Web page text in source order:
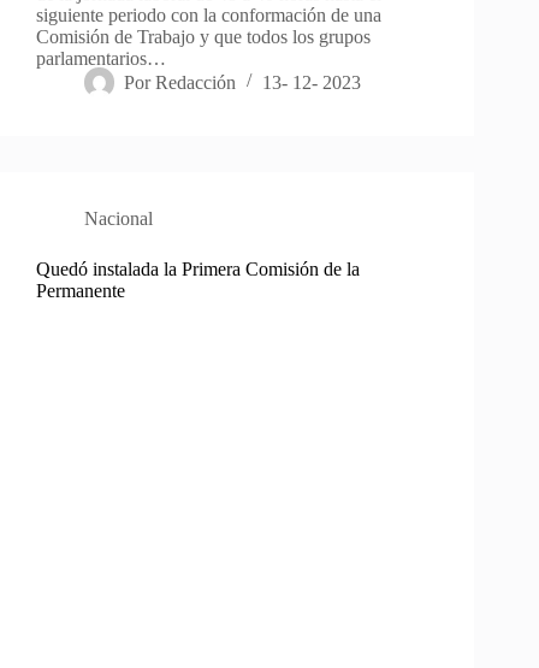
siguiente periodo con la conformación de una
Comisión de Trabajo y que todos los grupos
parlamentarios…
Por Redacción 13- 12- 2023
Nacional
Quedó instalada la Primera Comisión de la
Permanente